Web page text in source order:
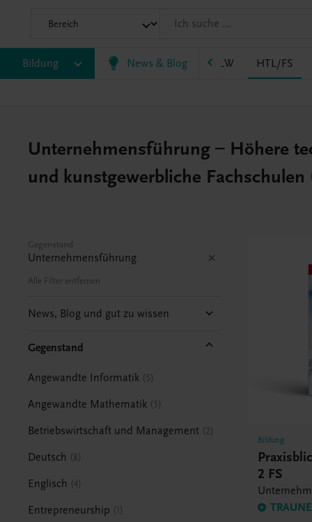
Bildung News & Blog
HLK HLPS/FSB HLT/Kolleg HLW HTL/FS
Unternehmensführung – Höhere
und kunstgewerbliche Fachschulen
Gegenstand
Unternehmensführung
Alle Filter entfernen
News, Blog und gut zu wissen
Gegenstand
Angewandte Informatik 5
Angewandte Mathematik 5
Betriebswirtschaft und Management 2
Deutsch 8
Englisch 4
Entrepreneurship 1
Bildung
2 FS